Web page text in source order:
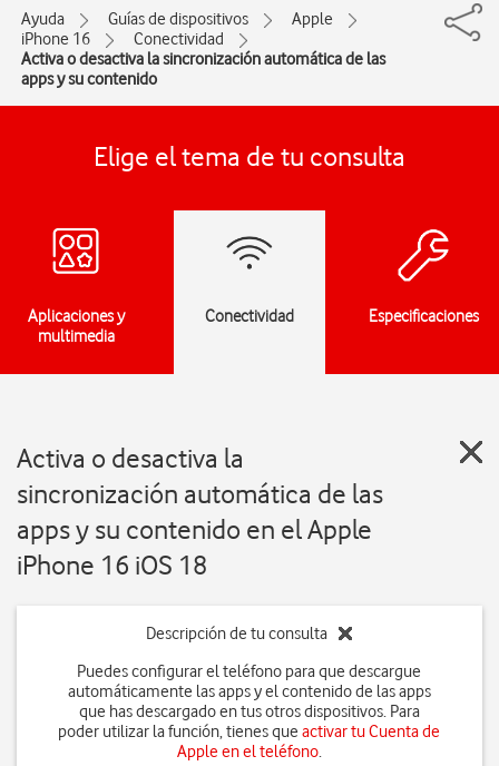
Ayuda Guías de dispositivos
Apple
iPhone 16
Conectividad
Activa o desactiva la sincronización automática de las
apps y su contenido
Elige el tema de tu consulta
Aplicaciones y
multimedia
Conectividad Especificaciones
Activa o desactiva la
sincronización automática de las
apps y su contenido en el Apple
iPhone 16 iOS 18
Descripción de tu consulta
Puedes configurar el teléfono para que descargue
automáticamente las apps y el contenido de las apps
que has descargado en tus otros dispositivos. Para
poder utilizar la función, tienes queactivar tu Cuenta de
Apple en el teléfono.